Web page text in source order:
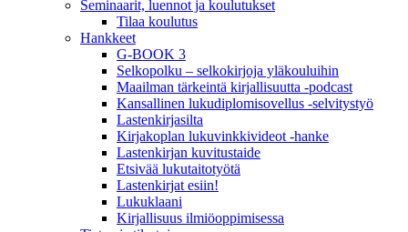
Seminaarit, luennot ja koulutukset
Tilaa koulutus
Hankkeet
G-BOOK 3
Selkopolku – selkokirjoja yläkouluihin
Maailman tärkeintä kirjallisuutta -podcast
Kansallinen lukudiplomisovellus -selvitystyö
Lastenkirjasilta
Kirjakoplan lukuvinkkivideot -hanke
Lastenkirjan kuvitustaide
Etsivää lukutaitotyötä
Lastenkirjat esiin!
Lukuklaani
Kirjallisuus ilmiöoppimisessa